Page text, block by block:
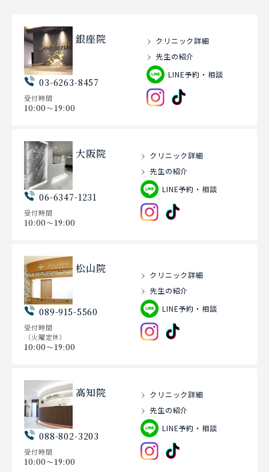
銀座院
03-6263-8457
受付時間
10:00〜19:00
クリニック詳細
先生の紹介
LINE予約・相談
大阪院
06-6347-1231
受付時間
10:00〜19:00
クリニック詳細
先生の紹介
LINE予約・相談
松山院
089-915-5560
受付時間
（火曜定休）
10:00〜19:00
クリニック詳細
先生の紹介
LINE予約・相談
高知院
088-802-3203
受付時間
10:00〜19:00
クリニック詳細
先生の紹介
LINE予約・相談